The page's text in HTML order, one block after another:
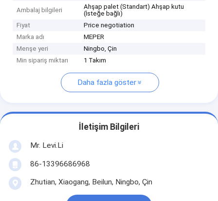
Ambalaj bilgileri
Ahşap palet (Standart) Ahşap kutu
(İsteğe bağlı)
Fiyat
Price negotiation
Marka adı
MEPER
Menşe yeri
Ningbo, Çin
Min sipariş miktarı
1 Takım
Daha fazla göster
İletişim Bilgileri
Mr. Levi.Li
86-13396686968
Zhutian, Xiaogang, Beilun, Ningbo, Çin